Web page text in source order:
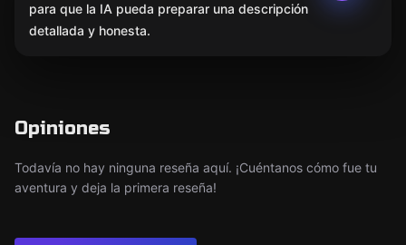
para que la IA pueda preparar una descripción
detallada y honesta.
Opiniones
Todavía no hay ninguna reseña aquí. ¡Cuéntanos cómo fue tu
aventura y deja la primera reseña!